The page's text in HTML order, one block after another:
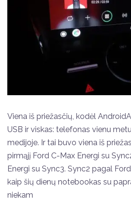
Viena iš priežasčių, kodėl
USB ir viskas: telefonas vienu
medijoje. Ir tai buvo viena iš
pirmąjį Ford C-Max Energi su
Energi su Sync3. Sync2 pagal
kaip šių dienų notebookas su
niekam